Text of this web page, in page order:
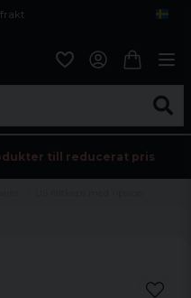
frakt
till reducerat pris